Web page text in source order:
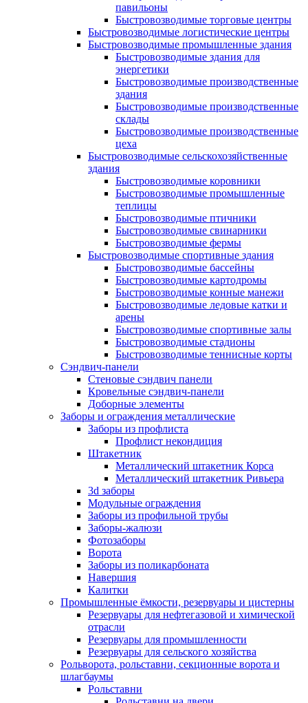
павильоны
Быстровозводимые торговые центры
Быстровозводимые логистические центры
Быстровозводимые промышленные здания
Быстровозводимые здания для
энергетики
Быстровозводимые производственные
здания
Быстровозводимые производственные
склады
Быстровозводимые производственные
цеха
Быстровозводимые сельскохозяйственные
здания
Быстровозводимые коровники
Быстровозводимые промышленные
теплицы
Быстровозводимые птичники
Быстровозводимые свинарники
Быстровозводимые фермы
Быстровозводимые спортивные здания
Быстровозводимые бассейны
Быстровозводимые картодромы
Быстровозводимые конные манежи
Быстровозводимые ледовые катки и
арены
Быстровозводимые спортивные залы
Быстровозводимые стадионы
Быстровозводимые теннисные корты
Сэндвич-панели
Стеновые сэндвич панели
Кровельные сэндвич-панели
Доборные элементы
Заборы и ограждения металлические
Заборы из профлиста
Профлист некондиция
Штакетник
Металлический штакетник Корса
Металлический штакетник Ривьера
3d заборы
Модульные ограждения
Заборы из профильной трубы
Заборы-жалюзи
Фотозаборы
Ворота
Заборы из поликарбоната
Навершия
Калитки
Промышленные ёмкости, резервуары и цистерны
Резервуары для нефтегазовой и химической
отрасли
Резервуары для промышленности
Резервуары для сельского хозяйства
Рольворота, рольставни, секционные ворота и
шлагбаумы
Рольставни